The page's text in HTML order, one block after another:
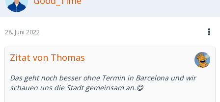
28. Juni 2022
Zitat von Thomas
Das geht noch besser ohne Termin in Barcelona und wir
schauen uns die Stadt gemeinsam an.😋